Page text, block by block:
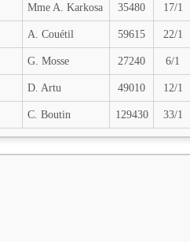
Mme A. Karkosa 35480 17/1
A. Couétil 59615 22/1
G. Mosse 27240 6/1
D. Artu 49010 12/1
C. Boutin 129430 33/1